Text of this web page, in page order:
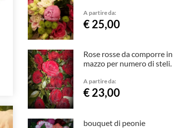
A partire da:
€ 25,00
Rose rosse da comporre in
mazzo per numero di steli.
A partire da:
€ 23,00
bouquet di peonie